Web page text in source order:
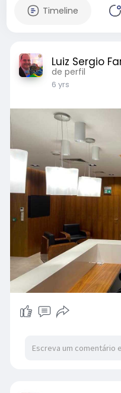
Timeline
Luiz Sergio
de perfil
6 yrs